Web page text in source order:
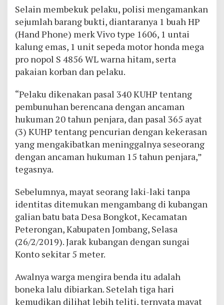
Selain membekuk pelaku, polisi mengamankan
sejumlah barang bukti, diantaranya 1 buah HP
(Hand Phone) merk Vivo type 1606, 1 untai
kalung emas, 1 unit sepeda motor honda mega
pro nopol S 4856 WL warna hitam, serta
pakaian korban dan pelaku.
“Pelaku dikenakan pasal 340 KUHP tentang
pembunuhan berencana dengan ancaman
hukuman 20 tahun penjara, dan pasal 365 ayat
(3) KUHP tentang pencurian dengan kekerasan
yang mengakibatkan meninggalnya seseorang
dengan ancaman hukuman 15 tahun penjara,”
tegasnya.
Sebelumnya, mayat seorang laki-laki tanpa
identitas ditemukan mengambang di kubangan
galian batu bata Desa Bongkot, Kecamatan
Peterongan, Kabupaten Jombang, Selasa
(26/2/2019). Jarak kubangan dengan sungai
Konto sekitar 5 meter.
Awalnya warga mengira benda itu adalah
boneka lalu dibiarkan. Setelah tiga hari
kemudikan dilihat lebih teliti, ternyata mayat